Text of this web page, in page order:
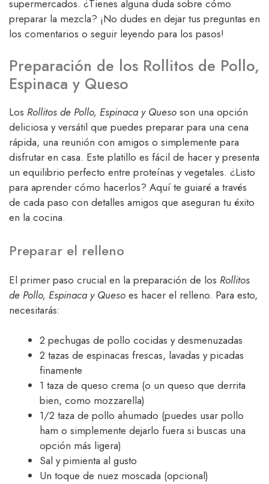
supermercados. ¿Tienes alguna duda sobre cómo
preparar la mezcla? ¡No dudes en dejar tus preguntas en
los comentarios o seguir leyendo para los pasos!
Preparación de los Rollitos de Pollo,
Espinaca y Queso
Los Rollitos de Pollo, Espinaca y Queso son una opción
deliciosa y versátil que puedes preparar para una cena
rápida, una reunión con amigos o simplemente para
disfrutar en casa. Este platillo es fácil de hacer y presenta
un equilibrio perfecto entre proteínas y vegetales. ¿Listo
para aprender cómo hacerlos? Aquí te guiaré a través
de cada paso con detalles amigos que aseguran tu éxito
en la cocina.
Preparar el relleno
El primer paso crucial en la preparación de los Rollitos
de Pollo, Espinaca y Queso es hacer el relleno. Para esto,
necesitarás:
2 pechugas de pollo cocidas y desmenuzadas
2 tazas de espinacas frescas, lavadas y picadas
finamente
1 taza de queso crema (o un queso que derrita
bien, como mozzarella)
1/2 taza de pollo ahumado (puedes usar pollo
ham o simplemente dejarlo fuera si buscas una
opción más ligera)
Sal y pimienta al gusto
Un toque de nuez moscada (opcional)